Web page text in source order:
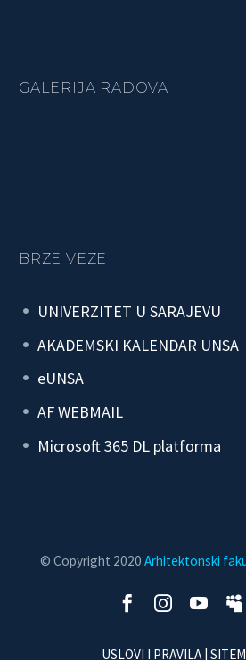
GALERIJA RADOVA
BRZE VEZE
UNIVERZITET U SARAJEVU
AKADEMSKI KALENDAR UNSA
eUNSA
AF WEBMAIL
Microsoft 365 DL platforma
© Copyright 2020 Arhitektonski
USLOVI I PRAVILA|